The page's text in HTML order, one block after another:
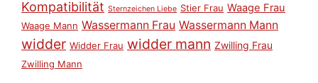
Kompatibilität Sternzeichen Liebe Stier Frau Waage Frau
Waage Mann Wassermann Frau Wassermann Mann
widder Widder Frau widder mann Zwilling Frau
Zwilling Mann